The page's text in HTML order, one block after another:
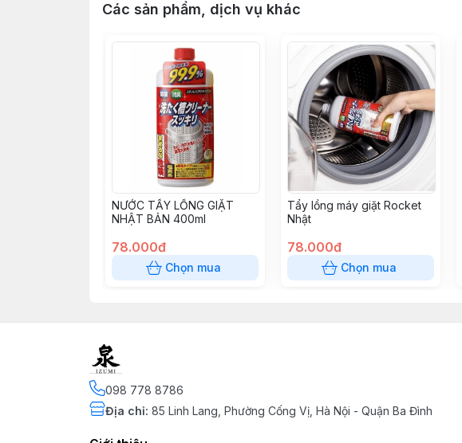
Các sản phẩm, dịch vụ khác
NƯỚC TẨY LỒNG GIẶT
NHẬT BẢN 400ml
78.000đ
Chọn mua
Tẩy lồng máy giặt Rocket
Nhật
78.000đ
Chọn mua
098 778 8786
Địa chỉ: 85 Linh Lang, Phường Cống Vị, Hà Nội - Quận Ba Đình